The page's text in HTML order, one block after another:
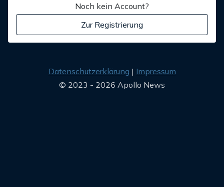
Noch kein Account?
Zur Registrierung
Datenschutzerklärung
Impressum
© 2023 - 2026 Apollo News